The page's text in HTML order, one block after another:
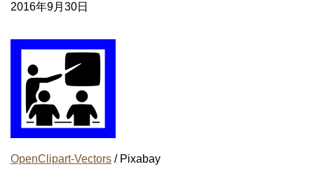
2016年9月30日
OpenClipart-Vectors / Pixabay